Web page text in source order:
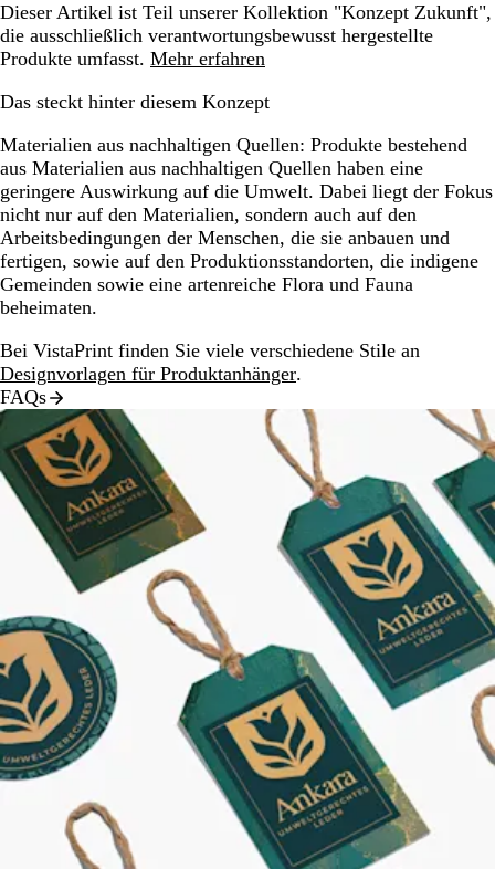
Dieser Artikel ist Teil unserer Kollektion "Konzept Zukunft",
die ausschließlich verantwortungsbewusst hergestellte
Produkte umfasst. Mehr erfahren
Das steckt hinter diesem Konzept
Materialien aus nachhaltigen Quellen: Produkte bestehend
aus Materialien aus nachhaltigen Quellen haben eine
geringere Auswirkung auf die Umwelt. Dabei liegt der Fokus
nicht nur auf den Materialien, sondern auch auf den
Arbeitsbedingungen der Menschen, die sie anbauen und
fertigen, sowie auf den Produktionsstandorten, die indigene
Gemeinden sowie eine artenreiche Flora und Fauna
beheimaten.
Bei VistaPrint finden Sie viele verschiedene Stile an
Designvorlagen für Produktanhänger.
FAQs